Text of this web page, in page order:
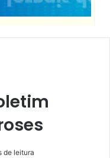
de leitura